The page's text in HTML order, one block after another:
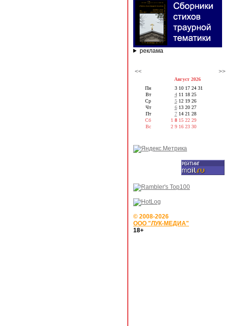
реклама
<< >>
Август 2026
Пн
Вт
Ср
Чт
Пт
Сб
Вс
3 10 17 24 31
4 11 18 25
5 12 19 26
6 13 20 27
7 14 21 28
1 8 15 22 29
2 9 16 23 30
© 2008-2026
ООО "ЛУК-МЕДИА"
18+